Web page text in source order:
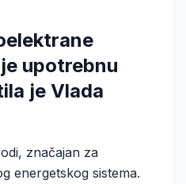
upotrebnu
je Vlada
značajan za
energetskog sistema.